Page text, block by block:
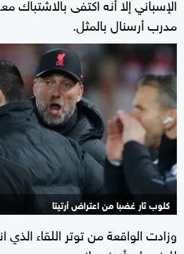
مدرب أرسنال بالمثل.
كلوب ثار غضبا من اعتراض أرتيتا
وزادت الواقعة من توتر اللقاء